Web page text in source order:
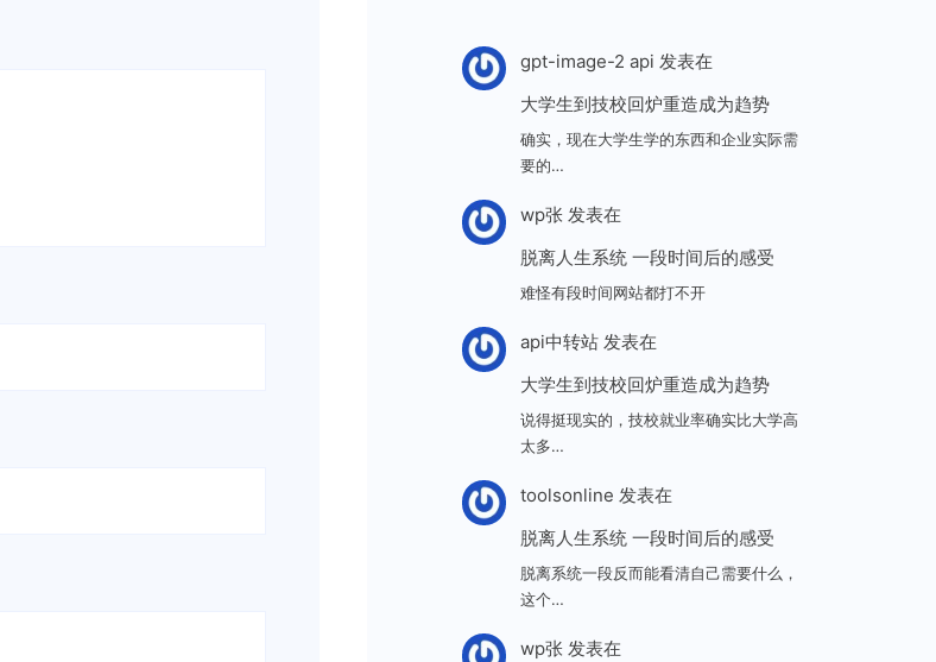
gpt-image-2 api 发表在
大学生到技校回炉重造成为趋势
确实，现在大学生学的东西和企业实际需
要的…
wp张发表在
脱离人生系统 一段时间后的感受
难怪有段时间网站都打不开
api中转站发表在
大学生到技校回炉重造成为趋势
说得挺现实的，技校就业率确实比大学高
太多…
toolsonline 发表在
脱离人生系统 一段时间后的感受
脱离系统一段反而能看清自己需要什么，
这个…
wp张发表在